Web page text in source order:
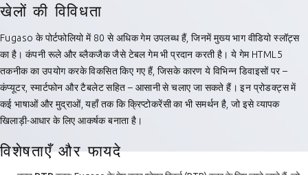
खेलों की विविधता
Fugaso के पोर्टफोलियो में 80 से अधिक गेम उपलब्ध हैं, जिनमें मुख्य भाग वीडियो स्लॉट्स
का है। कंपनी रूले और ब्लैकजैक जैसे टेबल गेम भी प्रदान करती है। ये गेम HTML5
तकनीक का उपयोग करके विकसित किए गए हैं, जिसके कारण ये विभिन्न डिवाइसों पर –
कंप्यूटर, स्मार्टफोन और टैबलेट सहित – आसानी से चलाए जा सकते हैं। इन प्रोडक्ट्स में
कई भाषाओं और मुद्राओं, यहाँ तक कि क्रिप्टोकरेंसी का भी समर्थन है, जो इसे व्यापक
खिलाड़ी-आधार के लिए आकर्षक बनाता है।
विशेषताएँ और फायदे